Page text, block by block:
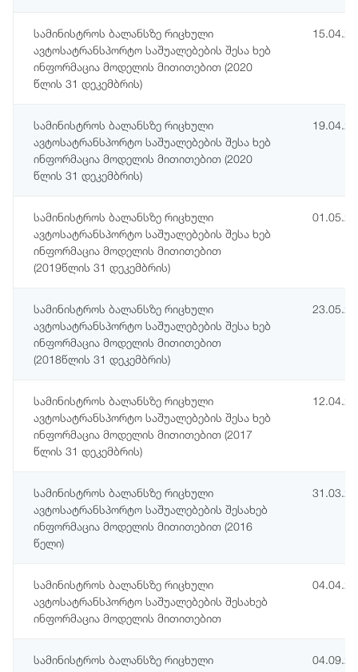
სამინისტროს ბალანსზე რიცხული
ავტოსატრანსპორტო საშუალებების შესა ხებ
ინფორმაცია მოდელის მითითებით (2020
წლის 31 დეკემბრის)
სამინისტროს ბალანსზე რიცხული
ავტოსატრანსპორტო საშუალებების შესა ხებ
ინფორმაცია მოდელის მითითებით (2020
წლის 31 დეკემბრის)
სამინისტროს ბალანსზე რიცხული
ავტოსატრანსპორტო საშუალებების შესა ხებ
ინფორმაცია მოდელის მითითებით
(2019წლის 31 დეკემბრის)
სამინისტროს ბალანსზე რიცხული
ავტოსატრანსპორტო საშუალებების შესა ხებ
ინფორმაცია მოდელის მითითებით
(2018წლის 31 დეკემბრის)
სამინისტროს ბალანსზე რიცხული
ავტოსატრანსპორტო საშუალებების შესა ხებ
ინფორმაცია მოდელის მითითებით (2017
წლის 31 დეკემბრის)
სამინისტროს ბალანსზე რიცხული
ავტოსატრანსპორტო საშუალებების შესახებ
ინფორმაცია მოდელის მითითებით (2016
წელი)
სამინისტროს ბალანსზე რიცხული
ავტოსატრანსპორტო საშუალებების შესახებ
ინფორმაცია მოდელის მითითებით
სამინისტროს ბალანსზე რიცხული